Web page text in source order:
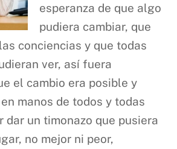
esperanza de que algo
pudiera cambiar, que
conciencias y que todas
ver, así fuera
el cambio era posible y
manos de todos y todas
dar un timonazo que pusiera
no mejor ni peor,